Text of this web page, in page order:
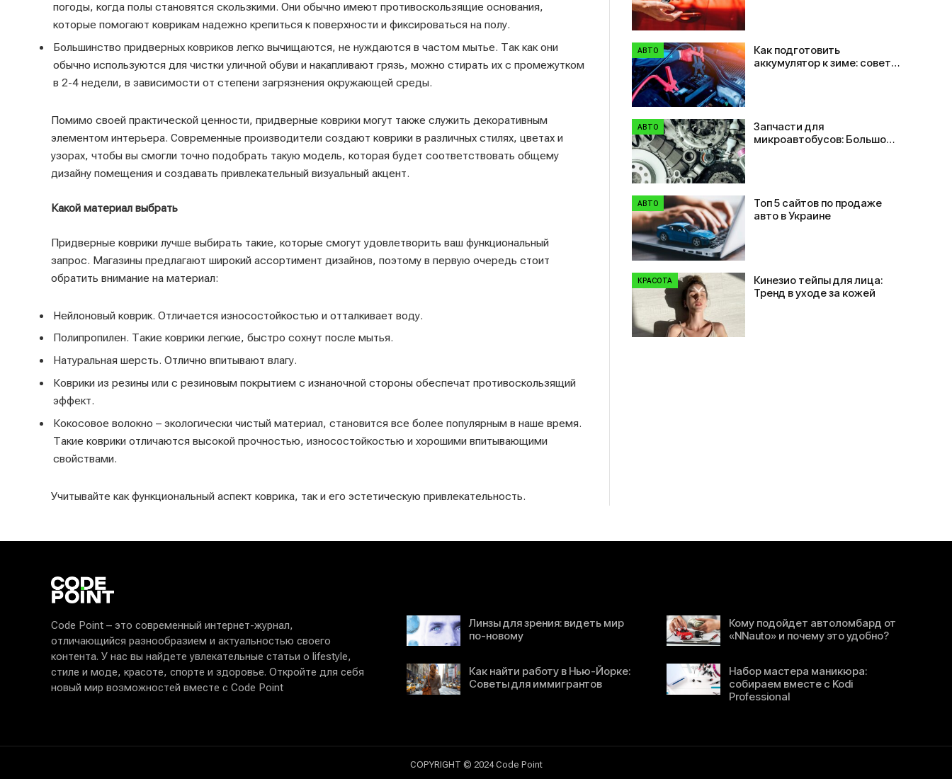
погоды, когда полы становятся скользкими. Они обычно имеют противоскользящие основания,
которые помогают коврикам надежно крепиться к поверхности и фиксироваться на полу.
Большинство придверных ковриков легко вычищаются, не нуждаются в частом мытье. Так как они
обычно используются для чистки уличной обуви и накапливают грязь, можно стирать их с промежутком
в 2-4 недели, в зависимости от степени загрязнения окружающей среды.
Помимо своей практической ценности, придверные коврики могут также служить декоративным
элементом интерьера. Современные производители создают коврики в различных стилях, цветах и
узорах, чтобы вы смогли точно подобрать такую модель, которая будет соответствовать общему
дизайну помещения и создавать привлекательный визуальный акцент.
Какой материал выбрать
Придверные коврики лучше выбирать такие, которые смогут удовлетворить ваш функциональный
запрос. Магазины предлагают широкий ассортимент дизайнов, поэтому в первую очередь стоит
обратить внимание на материал:
Нейлоновый коврик. Отличается износостойкостью и отталкивает воду.
Полипропилен. Такие коврики легкие, быстро сохнут после мытья.
Натуральная шерсть. Отлично впитывают влагу.
Коврики из резины или с резиновым покрытием с изнаночной стороны обеспечат противоскользящий
эффект.
Кокосовое волокно – экологически чистый материал, становится все более популярным в наше время.
Такие коврики отличаются высокой прочностью, износостойкостью и хорошими впитывающими
свойствами.
Учитывайте как функциональный аспект коврика, так и его эстетическую привлекательность.
АВТО
Как подготовить
аккумулятор к зиме: советы
АВТО
Запчасти для
микроавтобусов: Большой
АВТО
Топ 5 сайтов по продаже
авто в Украине
КРАСОТА
Кинезио тейпы для лица:
Тренд в уходе за кожей
Code Point – это современный интернет-журнал,
отличающийся разнообразием и актуальностью своего
контента. У нас вы найдете увлекательные статьи о lifestyle,
стиле и моде, красоте, спорте и здоровье. Откройте для себя
новый мир возможностей вместе с Code Point
Линзы для зрения: видеть мир
по-новому
Кому подойдет автоломбард от
«NNauto» и почему это удобно?
Как найти работу в Нью-Йорке:
Советы для иммигрантов
Набор мастера маникюра:
собираем вместе с Kodi
Professional
COPYRIGHT © 2024 Code Point